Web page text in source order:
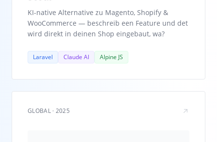
KI-native Alternative zu Magento, Shopify &
WooCommerce — beschreib een Feature und det
wird direkt in deinen Shop eingebaut, wa?
Laravel Claude AI Alpine JS
GLOBAL · 2025